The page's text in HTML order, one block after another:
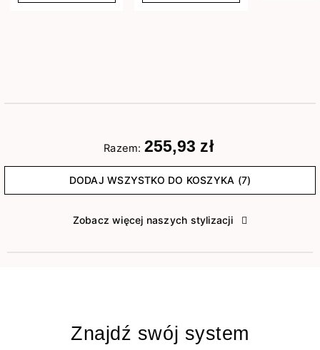
Razem: 255,93 zł
DODAJ WSZYSTKO DO KOSZYKA (7)
Zobacz więcej naszych stylizacji
Znajdź swój system